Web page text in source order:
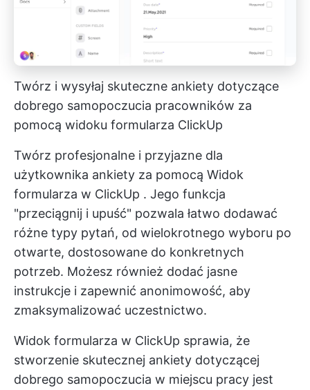
Twórz i wysyłaj skuteczne ankiety dotyczące
dobrego samopoczucia pracowników za
pomocą widoku formularza ClickUp
Twórz profesjonalne i przyjazne dla
użytkownika ankiety za pomocą Widok
formularza w ClickUp . Jego funkcja
"przeciągnij i upuść" pozwala łatwo dodawać
różne typy pytań, od wielokrotnego wyboru po
otwarte, dostosowane do konkretnych
potrzeb. Możesz również dodać jasne
instrukcje i zapewnić anonimowość, aby
zmaksymalizować uczestnictwo.
Widok formularza w ClickUp sprawia, że
stworzenie skutecznej ankiety dotyczącej
dobrego samopoczucia w miejscu pracy jest